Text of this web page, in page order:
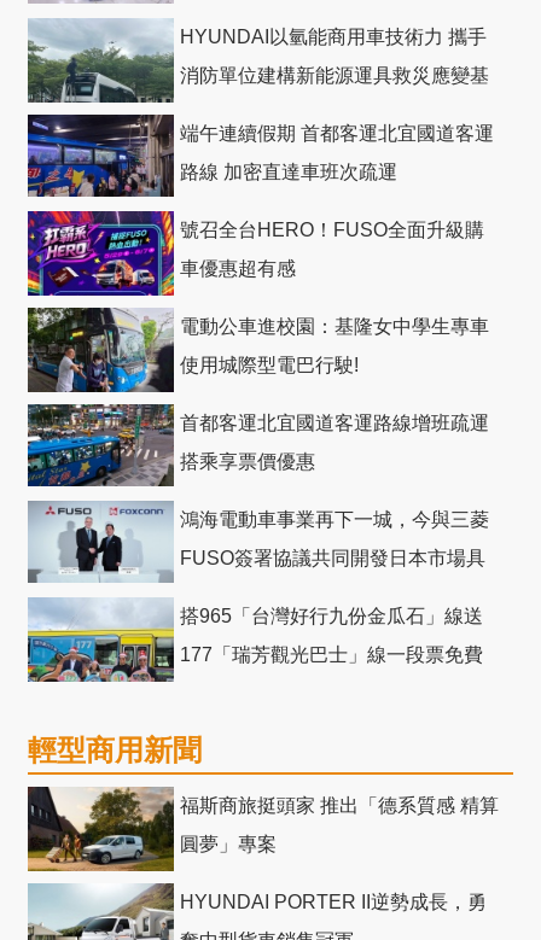
HYUNDAI以氫能商用車技術力 攜手
消防單位建構新能源運具救災應變基
端午連續假期 首都客運北宜國道客運
路線 加密直達車班次疏運
號召全台HERO！FUSO全面升級購
車優惠超有感
電動公車進校園：基隆女中學生專車
使用城際型電巴行駛!
首都客運北宜國道客運路線增班疏運
搭乘享票價優惠
鴻海電動車事業再下一城，今與三菱
FUSO簽署協議共同開發日本市場具
搭965「台灣好行九份金瓜石」線送
177「瑞芳觀光巴士」線一段票免費
輕型商用新聞
福斯商旅挺頭家 推出「德系質感 精算
圓夢」專案
HYUNDAI PORTER II逆勢成長，勇